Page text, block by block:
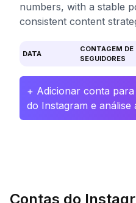
numbers, with a stable
consistent content
DATA
CONTAGEM DE
SEGUIDORES
+ Adicionar conta
do Instagram e análise
Contas do